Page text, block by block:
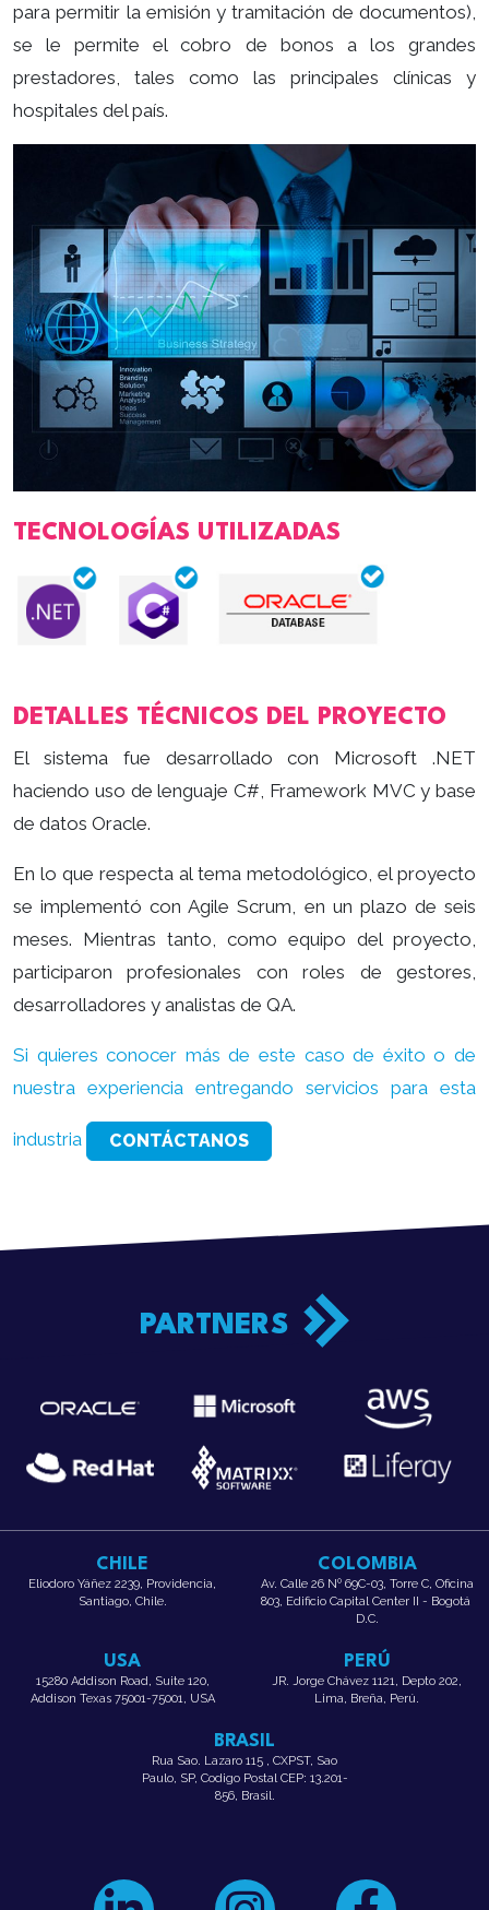
para permitir la emisión y tramitación de documentos),
se le permite el cobro de bonos a los grandes
prestadores, tales como las principales clínicas y
hospitales del país.
TECNOLOGÍAS UTILIZADAS
DETALLES TÉCNICOS DEL PROYECTO
El sistema fue desarrollado con Microsoft .NET
haciendo uso de lenguaje C#, Framework MVC y base
de datos Oracle.
En lo que respecta al tema metodológico, el proyecto
se implementó con Agile Scrum, en un plazo de seis
meses. Mientras tanto, como equipo del proyecto,
participaron profesionales con roles de gestores,
desarrolladores y analistas de QA.
Si quieres conocer más de este caso de éxito o de
nuestra experiencia entregando servicios para esta
industria CONTÁCTANOS
PARTNERS
CHILE
Eliodoro Yáñez 2239, Providencia,
Santiago, Chile.
COLOMBIA
Av. Calle 26 Nº 69C-03, Torre C, Oficina
803, Edificio Capital Center II - Bogotá
D.C.
USA
15280 Addison Road, Suite 120,
Addison Texas 75001-75001, USA
PERÚ
JR. Jorge Chávez 1121, Depto 202,
Lima, Breña, Perú.
BRASIL
Rua Sao. Lazaro 115 , CXPST, Sao
Paulo, SP, Codigo Postal CEP: 13.201-
856, Brasil.